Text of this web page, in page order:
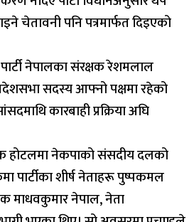
चेतावनी पनि पत्रमार्फत दिइएको
नेपालका संरक्षक रेशमलाल
सदस्य आफ्नो पक्षमा रहेको
कारबाही प्रक्रिया अघि
होटलमा नेकपाको संसदीय दलको
पार्टीका शीर्ष नेताहरू पुष्पकमल
माधवकुमार नेपाल, नेता